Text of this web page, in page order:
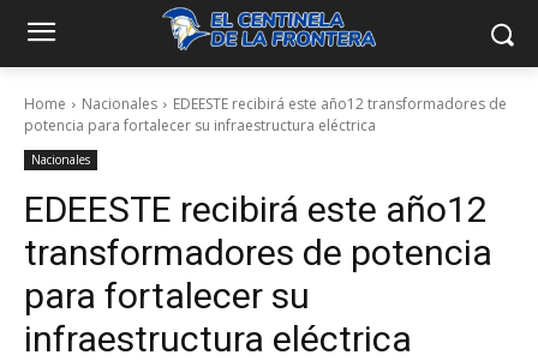
Home Nacionales
EDEESTE recibirá este año12 transformadores de
potencia para fortalecer su infraestructura eléctrica
Nacionales
EDEESTE recibirá este año12
transformadores de potencia
para fortalecer su
infraestructura eléctrica